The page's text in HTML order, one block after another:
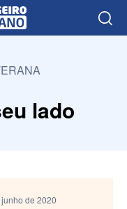
lado
de 2020